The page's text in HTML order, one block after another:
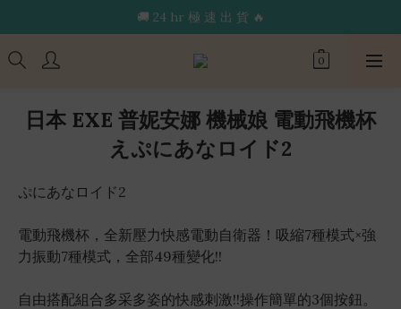
🔥限 時 送 玩 具 消 毒 袋🔥
🚚 24 hr 極 速 出 貨 🔥
🔥限 時 送 玩 具 消 毒 袋🔥
日本 EXE 普妮安娜 機械娘 電動飛機杯
えぷにあなロイド2
ぷにあなロイド2
電動飛機杯，全新壓力快感電動自衛器！吸縮7種模式×強
力振動7種模式，全部49種變化!!
自由搭配組合多采多姿的快感刺激!!操作簡單的3個按鈕。